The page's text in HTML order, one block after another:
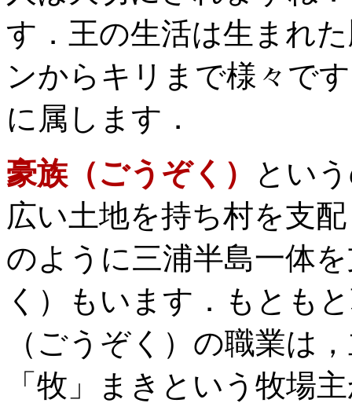
す．王の生活は生まれ
ンからキリまで様々で
に属します．
豪族（ごうぞく）
とい
広い土地を持ち村を支
のように三浦半島一体
く）もいます．もとも
（ごうぞく）の職業は
「牧」まきという牧場